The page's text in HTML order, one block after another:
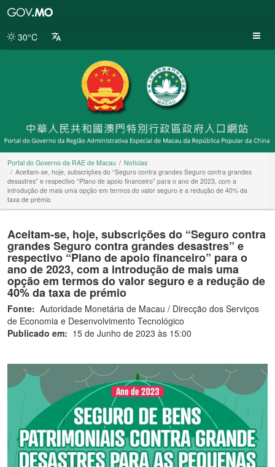
da
30°C
Portal do Governo da RAE de Macau
Notícias
Aceitam-se, hoje, subscrições do “Seguro contra grandes Seguro contra grandes
desastres” e respectivo “Plano de apoio financeiro” para o ano de 2023, com a
introdução de mais uma opção em termos do valor seguro e a redução de 40% da
taxa de prémio
Aceitam-se, hoje, subscrições do “Seguro contra
grandes Seguro contra grandes desastres” e
respectivo “Plano de apoio financeiro” para o
ano de 2023, com a introdução de mais uma
opção em termos do valor seguro e a redução de
40% da taxa de prémio
Fonte: Autoridade Monetária de Macau / Direcção dos Serviços
de Economia e Desenvolvimento Tecnológico
Publicado em: 15 de Junho de 2023 às 15:00